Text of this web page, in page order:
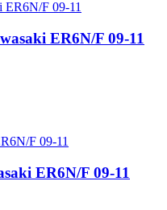
ER6N/F 09-11
ER6N/F 09-11